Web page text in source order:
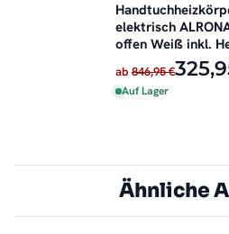
elektrisch
offen Weiß inkl.
ab 846,95 €
Auf Lager
Ähnliche